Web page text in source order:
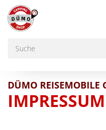
DÜMO REISEMOBILE
IMPRESSUM